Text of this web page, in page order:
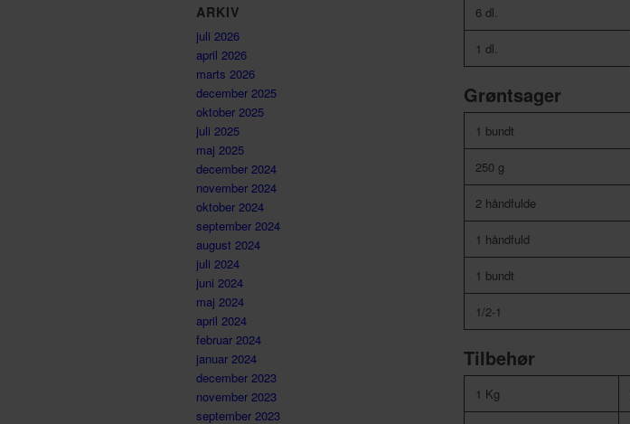
6 dl.
1 dl.
Grøntsager
1 bundt
250 g
2 håndfulde
1 håndfuld
1 bundt
1/2-1
Tilbehør
1 Kg
ARKIV
juli 2026
april 2026
marts 2026
december 2025
oktober 2025
juli 2025
maj 2025
december 2024
november 2024
oktober 2024
september 2024
august 2024
juli 2024
juni 2024
maj 2024
april 2024
februar 2024
januar 2024
december 2023
november 2023
september 2023